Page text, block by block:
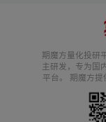
期魔方量化投研
主研发，专为国
平台。 期魔方